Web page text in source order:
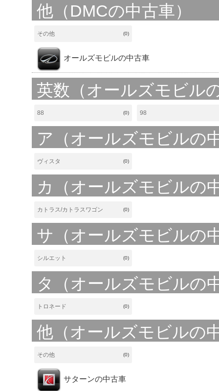
他（DMCの中古車）
その他 (0)
オールズモビルの中古車
英数（オールズモビル
88 (0) 98
ア（オールズモビルの
ヴィスタ (0)
カ（オールズモビルの
カトラス/カトラスワゴン (0)
サ（オールズモビルの
シルエット (0)
タ（オールズモビルの
トロネード (0)
他（オールズモビルの
その他 (0)
サターンの中古車